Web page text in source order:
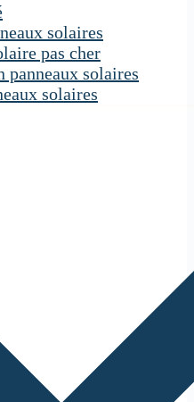
solaires
pas cher
panneaux solaires
solaires